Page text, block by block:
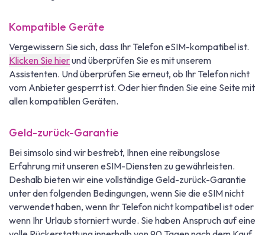
Kompatible Geräte
Vergewissern Sie sich, dass Ihr Telefon eSIM-kompatibel ist.
Klicken Sie hierund überprüfen Sie es mit unserem
Assistenten. Und überprüfen Sie erneut, ob Ihr Telefon nicht
vom Anbieter gesperrt ist. Oder hier finden Sie eine Seite mit
allen kompatiblen Geräten.
Geld-zurück-Garantie
Bei simsolo sind wir bestrebt, Ihnen eine reibungslose
Erfahrung mit unseren eSIM-Diensten zu gewährleisten.
Deshalb bieten wir eine vollständige Geld-zurück-Garantie
unter den folgenden Bedingungen, wenn Sie die eSIM nicht
verwendet haben, wenn Ihr Telefon nicht kompatibel ist oder
wenn Ihr Urlaub storniert wurde. Sie haben Anspruch auf eine